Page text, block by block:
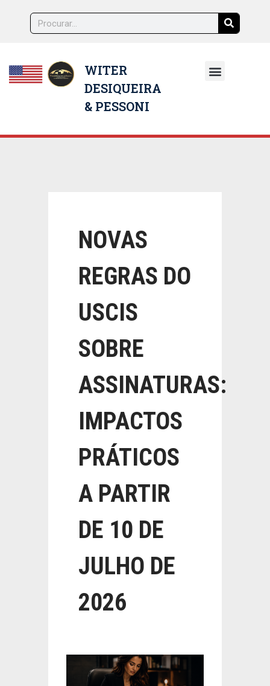
WITER
DESIQUEIRA
& PESSONI
NOVAS
REGRAS DO
USCIS
SOBRE
ASSINATURAS:
IMPACTOS
PRÁTICOS
A PARTIR
DE 10 DE
JULHO DE
2026